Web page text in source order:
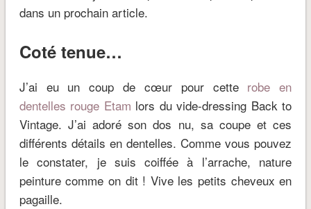
dans un prochain article.
Coté tenue…
J’ai eu un coup de cœur pour cetterobe en
dentelles rouge Etam lors du vide-dressing Back to
Vintage. J’ai adoré son dos nu, sa coupe et ces
différents détails en dentelles. Comme vous pouvez
le constater, je suis coiffée à l’arrache, nature
peinture comme on dit ! Vive les petits cheveux en
pagaille.